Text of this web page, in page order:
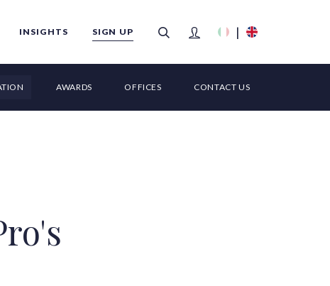
INSIGHTS SIGN UP
AWARDS OFFICES CONTACT US